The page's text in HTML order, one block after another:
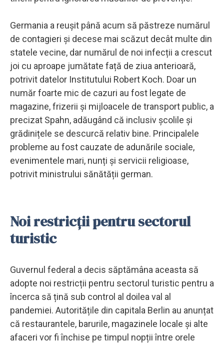
Germania a reușit până acum să păstreze numărul
de contagieri și decese mai scăzut decât multe din
statele vecine, dar numărul de noi infecții a crescut
joi cu aproape jumătate față de ziua anterioară,
potrivit datelor Institutului Robert Koch. Doar un
număr foarte mic de cazuri au fost legate de
magazine, frizerii și mijloacele de transport public, a
precizat Spahn, adăugând că inclusiv școlile și
grădinițele se descurcă relativ bine. Principalele
probleme au fost cauzate de adunările sociale,
evenimentele mari, nunți și servicii religioase,
potrivit ministrului sănătății german.
Noi restricții pentru sectorul
turistic
Guvernul federal a decis săptămâna aceasta să
adopte noi restricții pentru sectorul turistic pentru a
încerca să țină sub control al doilea val al
pandemiei. Autoritățile din capitala Berlin au anunțat
că restaurantele, barurile, magazinele locale și alte
afaceri vor fi închise pe timpul nopții între orele